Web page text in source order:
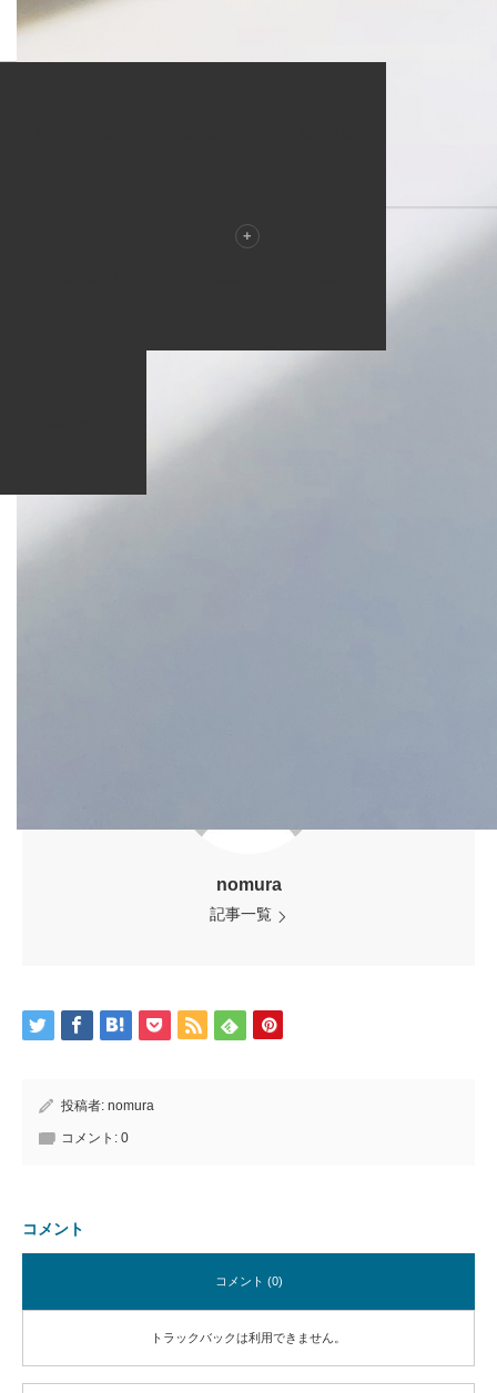
nomura
記事一覧
投稿者: nomura
コメント: 0
コメント
コメント (0)
トラックバックは利用できません。